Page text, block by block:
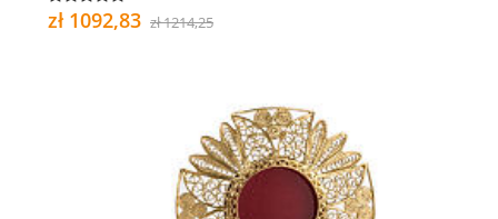
zł 1092,83 zł 1214,25